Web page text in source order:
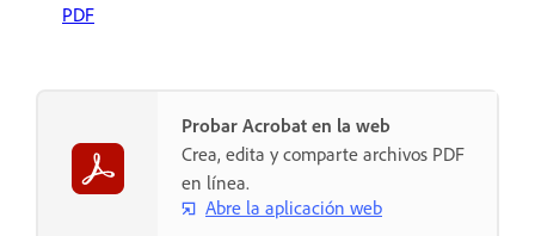
PDF
Probar Acrobat en la web
Crea, edita y comparte archivos PDF
en línea.
Abre la aplicación web